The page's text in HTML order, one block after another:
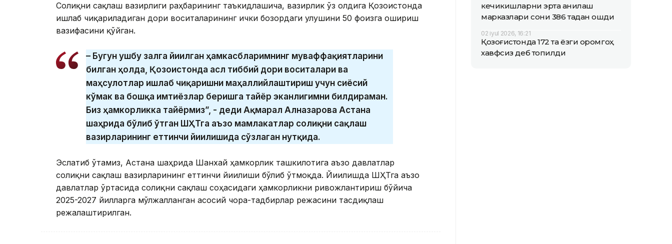
Соғлиқни сақлаш вазирлиги раҳбарининг таъкидлашича, вазирлик ўз олдига Қозоғистонда
ишлаб чиқариладиган дори воситаларининг ички бозордаги улушини 50 фоизга ошириш
вазифасини қўйган.
– Бугун ушбу залга йиғилган ҳамкасбларимнинг муваффақиятларини
билган ҳолда, Қозоғистонда асл тиббий дори воситалари ва
маҳсулотлар ишлаб чиқаришни маҳаллийлаштириш учун сиёсий
кўмак ва бошқа имтиёзлар беришга тайёр эканлигимни билдираман.
Биз ҳамкорликка тайёрмиз”, - деди Ақмарал Алназарова Астана
шаҳрида бўлиб ўтган ШҲТга аъзо мамлакатлар соғлиқни сақлаш
вазирларининг еттинчи йиғилишида сўзлаган нутқида.
Эслатиб ўтамиз, Астана шаҳрида Шанхай ҳамкорлик ташкилотига аъзо давлатлар
соғлиқни сақлаш вазирларининг еттинчи йиғилиши бўлиб ўтмоқда. Йиғилишда ШҲТга аъзо
давлатлар ўртасида соғлиқни сақлаш соҳасидаги ҳамкорликни ривожлантириш бўйича
2025-2027 йилларга мўлжалланган асосий чора-тадбирлар режасини тасдиқлаш
режалаштирилган.
кечикишларни эрта аниқлаш
марказлари сони 386 тадан ошди
02 iyul 2026, 16:21
Қозоғистонда 172 та ёзги оромгоҳ
хавфсиз деб топилди